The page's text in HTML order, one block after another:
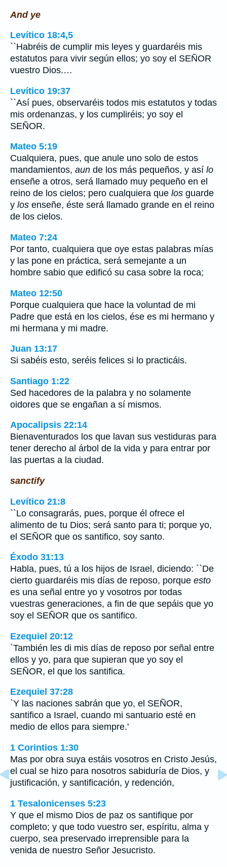
And ye
Levítico 18:4,5
``Habréis de cumplir mis leyes y guardaréis mis
estatutos para vivir según ellos; yo soy el SEÑOR
vuestro Dios.…
Levítico 19:37
``Así pues, observaréis todos mis estatutos y todas
mis ordenanzas, y los cumpliréis; yo soy el
SEÑOR.
Mateo 5:19
Cualquiera, pues, que anule uno solo de estos
mandamientos, aun de los más pequeños, y así lo
enseñe a otros, será llamado muy pequeño en el
reino de los cielos; pero cualquiera que los guarde
y los enseñe, éste será llamado grande en el reino
de los cielos.
Mateo 7:24
Por tanto, cualquiera que oye estas palabras mías
y las pone en práctica, será semejante a un
hombre sabio que edificó su casa sobre la roca;
Mateo 12:50
Porque cualquiera que hace la voluntad de mi
Padre que está en los cielos, ése es mi hermano y
mi hermana y mi madre.
Juan 13:17
Si sabéis esto, seréis felices si lo practicáis.
Santiago 1:22
Sed hacedores de la palabra y no solamente
oidores que se engañan a sí mismos.
Apocalipsis 22:14
Bienaventurados los que lavan sus vestiduras para
tener derecho al árbol de la vida y para entrar por
las puertas a la ciudad.
sanctify
Levítico 21:8
``Lo consagrarás, pues, porque él ofrece el
alimento de tu Dios; será santo para ti; porque yo,
el SEÑOR que os santifico, soy santo.
Éxodo 31:13
Habla, pues, tú a los hijos de Israel, diciendo: ``De
cierto guardaréis mis días de reposo, porque esto
es una señal entre yo y vosotros por todas
vuestras generaciones, a fin de que sepáis que yo
soy el SEÑOR que os santifico.
Ezequiel 20:12
`También les di mis días de reposo por señal entre
ellos y yo, para que supieran que yo soy el
SEÑOR, el que los santifica.
Ezequiel 37:28
`Y las naciones sabrán que yo, el SEÑOR,
santifico a Israel, cuando mi santuario esté en
medio de ellos para siempre.'
1 Corintios 1:30
Mas por obra suya estáis vosotros en Cristo Jesús,
el cual se hizo para nosotros sabiduría de Dios, y
justificación, y santificación, y redención,
1 Tesalonicenses 5:23
Y que el mismo Dios de paz os santifique por
completo; y que todo vuestro ser, espíritu, alma y
cuerpo, sea preservado irreprensible para la
venida de nuestro Señor Jesucristo.